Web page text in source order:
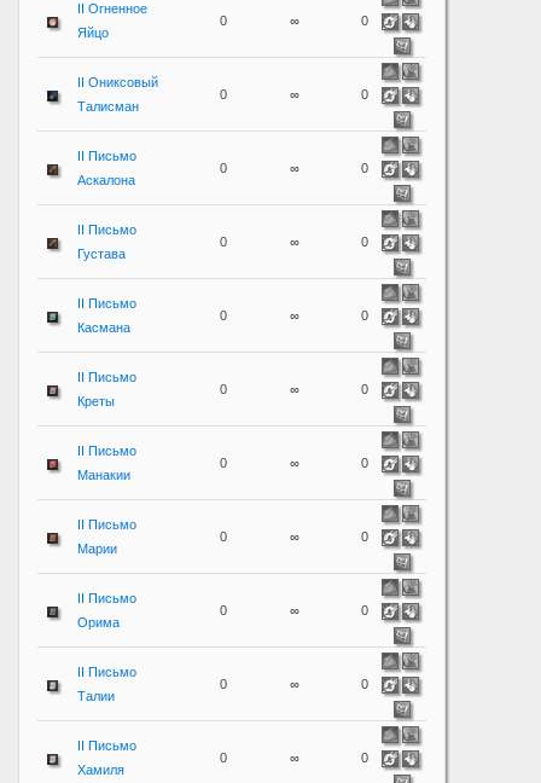
II Огненное
Яйцо
0 ∞ 0
II Ониксовый
Талисман
0 ∞ 0
II Письмо
Аскалона
0 ∞ 0
II Письмо
Густава
0 ∞ 0
II Письмо
Касмана
0 ∞ 0
II Письмо
Креты
0 ∞ 0
II Письмо
Манакии
0 ∞ 0
II Письмо
Марии
0 ∞ 0
II Письмо
Орима
0 ∞ 0
II Письмо
Талии
0 ∞ 0
II Письмо
Хамиля
0 ∞ 0